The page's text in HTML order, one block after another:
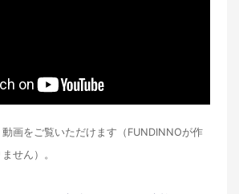
画をご覧いただけます（FUNDINNOが作
せん）。